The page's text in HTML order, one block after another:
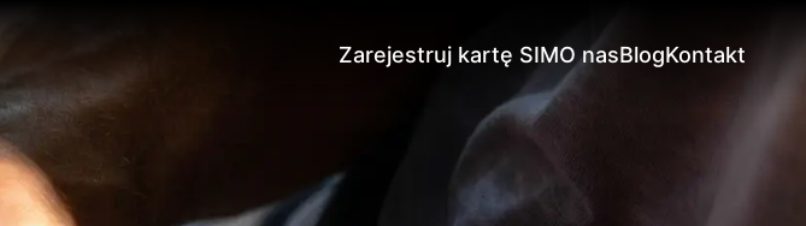
Zarejestruj kartę SIMO nasBlogKontakt